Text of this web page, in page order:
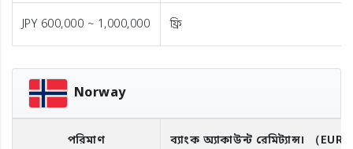
JPY 600,000 ~ 1,000,000 ফ্রি
Norway
পরিমাণ ব্যাংক অ্যাকাউন্ট রেমিট্যান্স। （EUR